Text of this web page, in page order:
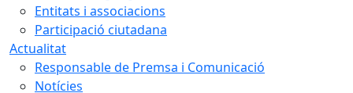
Entitats i associacions
Participació ciutadana
Actualitat
Responsable de Premsa i Comunicació
Notícies